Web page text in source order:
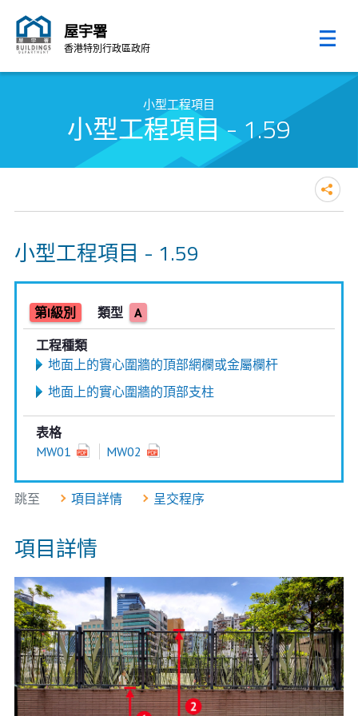
屋宇署
香港特別行政區政府
小型工程項目
小型工程項目 - 1.59
小型工程項目 - 1.59
第I級別 類型 A
工程種類
地面上的實心圍牆的頂部網欄或金屬欄杆
地面上的實心圍牆的頂部支柱
表格
MW01
MW02
跳至 項目詳情 呈交程序
項目詳情